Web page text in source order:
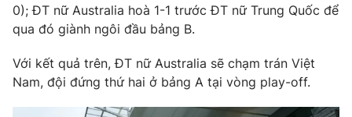
Góc doanh nghiệp
Truyền hình
Hậu trường
Nhân vật
Giải trí
Điện ảnh
Đời sống
0); ĐT nữ Australia hoà 1-1 trước ĐT nữ Trung Quốc để
qua đó giành ngôi đầu bảng B.
Với kết quả trên, ĐT nữ Australia sẽ chạm trán Việt
Nam, đội đứng thứ hai ở bảng A tại vòng play-off.